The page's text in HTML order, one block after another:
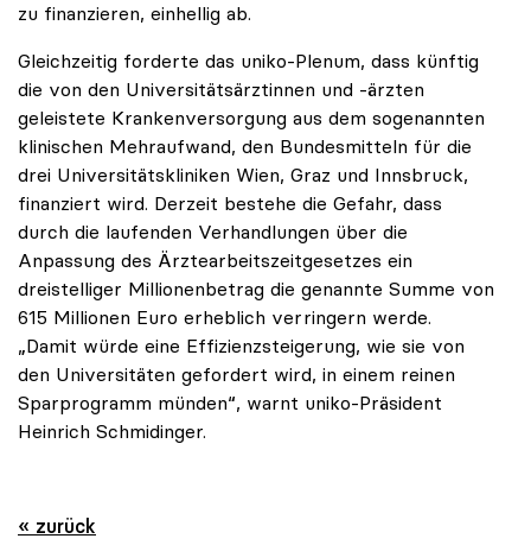
zu finanzieren, einhellig ab.
Gleichzeitig forderte das uniko-Plenum, dass künftig
die von den Universitätsärztinnen und -ärzten
geleistete Krankenversorgung aus dem sogenannten
klinischen Mehraufwand, den Bundesmitteln für die
drei Universitätskliniken Wien, Graz und Innsbruck,
finanziert wird. Derzeit bestehe die Gefahr, dass
durch die laufenden Verhandlungen über die
Anpassung des Ärztearbeitszeitgesetzes ein
dreistelliger Millionenbetrag die genannte Summe von
615 Millionen Euro erheblich verringern werde.
„Damit würde eine Effizienzsteigerung, wie sie von
den Universitäten gefordert wird, in einem reinen
Sparprogramm münden“, warnt uniko-Präsident
Heinrich Schmidinger.
« zurück